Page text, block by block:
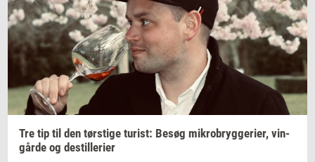
Tre tip til den tørsti­ge turist: Besøg mi­kro­bryg­ge­ri­er, vin­
går­de og destil­le­ri­er